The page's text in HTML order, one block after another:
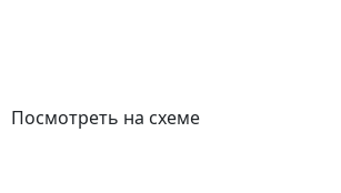
Посмотреть на схеме